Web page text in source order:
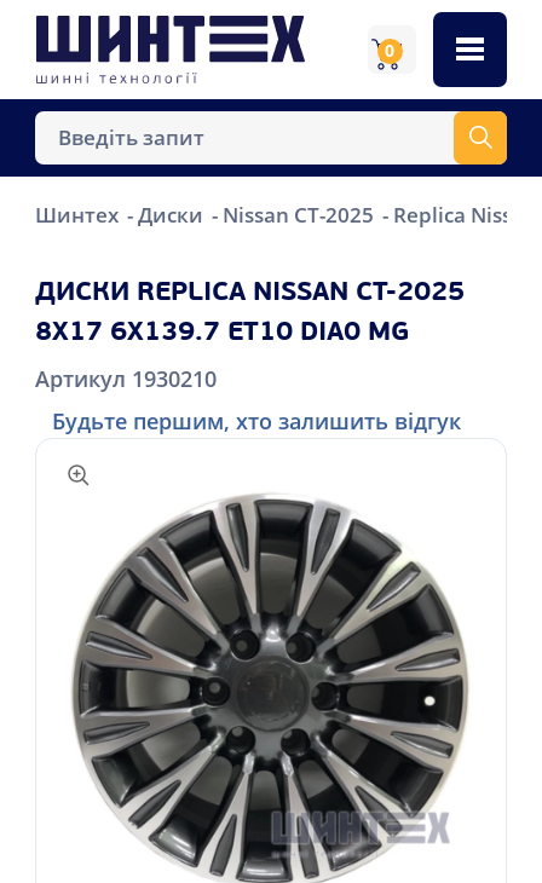
0
Шинтех Диски Nissan CT-2025 Replica Nissan
ДИСКИ REPLICA NISSAN CT-2025
8X17 6X139.7 ET10 DIA0 MG
Артикул 1930210
Будьте першим, хто залишить відгук